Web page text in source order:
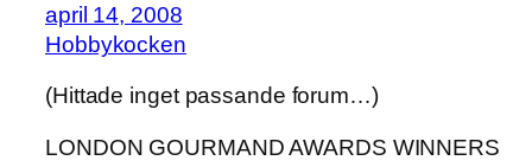
april 14, 2008
Hobbykocken
(Hittade inget passande forum…)
LONDON GOURMAND AWARDS WINNERS